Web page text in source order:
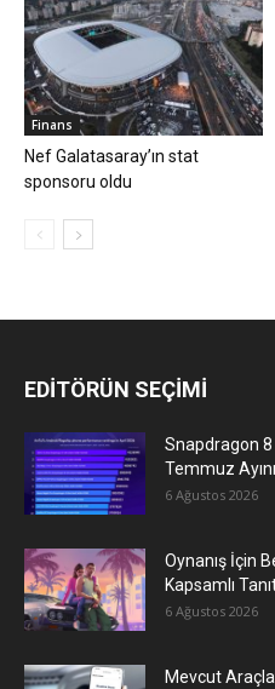
Finans
Nef Galatasaray’ın stat
sponsoru oldu
EDİTÖRÜN SEÇİMİ
Snapdragon
Temmuz
6 Ağustos 2026
Oynanış İçin
Kapsamlı
6 Ağustos 2026
Mevcut